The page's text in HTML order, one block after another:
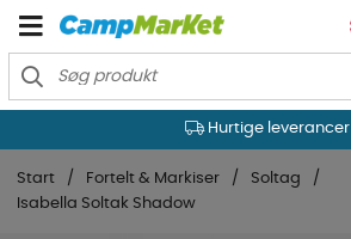
Hurtige leverancer
Start Fortelt & Markiser
Soltag
Isabella Soltak Shadow